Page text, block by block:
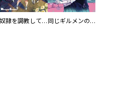
奴隷を調教してハーレム作る 同じギルメンの声が好き